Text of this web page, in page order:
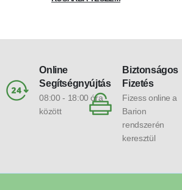
Online
Segítségnyújtás
08:00 - 18:00 óra
között
Biztonságos
Fizetés
Fizess online a
Barion
rendszerén
keresztül